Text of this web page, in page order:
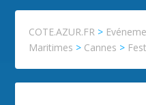
COTE.AZUR.FR >
Maritimes > Cannes >